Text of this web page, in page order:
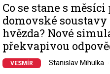
Co se stane s
domovské
hvězda? Nové
překvapivou
VESMÍR Stanislav Mihulka